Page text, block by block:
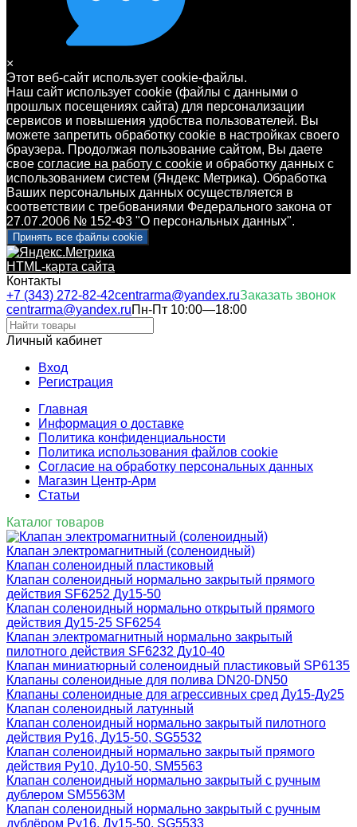
×
Этот веб-сайт использует cookie-файлы.
Наш сайт использует cookie (файлы с данными о
прошлых посещениях сайта) для персонализации
сервисов и повышения удобства пользователей. Вы
можете запретить обработку cookie в настройках своего
браузера. Продолжая пользование сайтом, Вы даете
свое согласие на работу с cookie и обработку данных с
использованием систем (Яндекс Метрика). Обработка
Ваших персональных данных осуществляется в
соответствии с требованиями Федерального закона от
27.07.2006 № 152-Ф3 "О персональных данных".
Принять все файлы cookie
HTML-карта сайта
Контакты
+7 (343) 272-82-42centrarma@yandex.ruЗаказать звонок
centrarma@yandex.ruПн-Пт 10:00—18:00
Личный кабинет
Вход
Регистрация
Главная
Информация о доставке
Политика конфиденциальности
Политика использования файлов cookie
Согласие на обработку персональных данных
Магазин Центр-Арм
Статьи
Каталог товаров
Клапан электромагнитный (соленоидный)
Клапан соленоидный пластиковый
Клапан соленоидный нормально закрытый прямого
действия SF6252 Ду15-50
Клапан соленоидный нормально открытый прямого
действия Ду15-25 SF6254
Клапан электромагнитный нормально закрытый
пилотного действия SF6232 Ду10-40
Клапан миниатюрный соленоидный пластиковый SP6135
Клапаны соленоидные для полива DN20-DN50
Клапаны соленоидные для агрессивных сред Ду15-Ду25
Клапан соленоидный латунный
Клапан соленоидный нормально закрытый пилотного
действия Ру16, Ду15-50, SG5532
Клапан соленоидный нормально закрытый прямого
действия Ру10, Ду10-50, SM5563
Клапан соленоидный нормально закрытый с ручным
дублером SM5563M
Клапан соленоидный нормально закрытый с ручным
дублёром Ру16, Ду15-50, SG5533